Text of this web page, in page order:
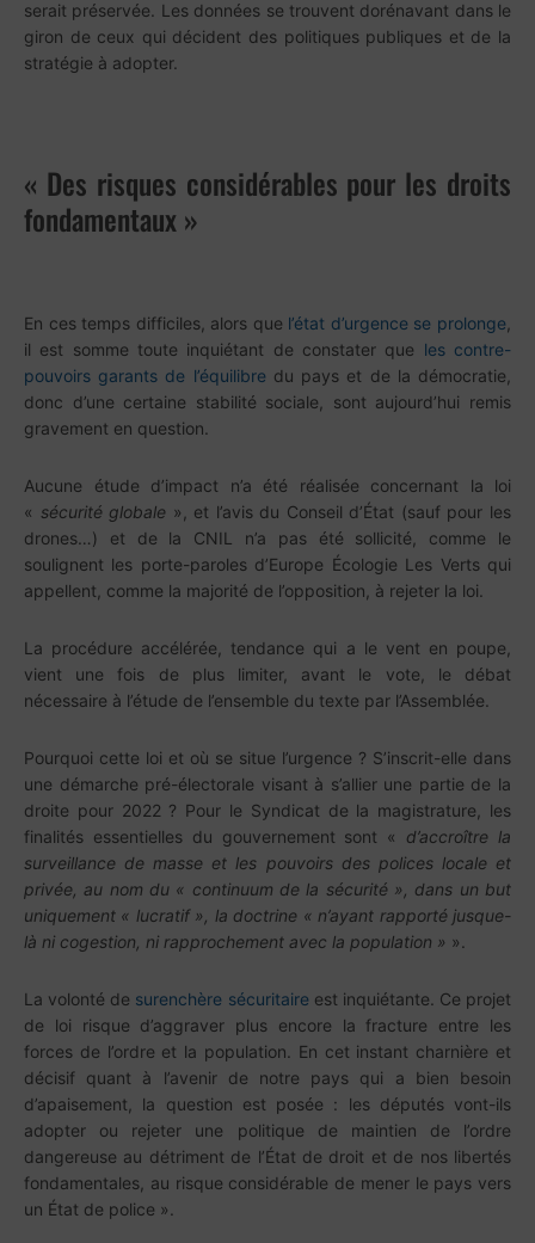
serait préservée. Les données se trouvent dorénavant dans le
giron de ceux qui décident des politiques publiques et de la
stratégie à adopter.
« Des risques considérables pour les droits
fondamentaux »
En ces temps difficiles, alors que l’état d’urgence se prolonge
il est somme toute inquiétant de constater que les contre-
pouvoirs garants de l’équilibredu pays et de la démocratie,
donc d’une certaine stabilité sociale, sont aujourd’hui remis
gravement en question.
Aucune étude d’impact n’a été réalisée concernant la loi
« sécurité globale », et l’avis du Conseil d’État (sauf pour les
drones…) et de la CNIL n’a pas été sollicité, comme le
soulignent les porte-paroles d’Europe Écologie Les Verts qui
appellent, comme la majorité de l’opposition, à rejeter la loi.
La procédure accélérée, tendance qui a le vent en poupe,
vient une fois de plus limiter, avant le vote, le débat
nécessaire à l’étude de l’ensemble du texte par l’Assemblée.
Pourquoi cette loi et où se situe l’urgence ? S’inscrit-elle dans
une démarche pré-électorale visant à s’allier une partie de la
droite pour 2022 ? Pour le Syndicat de la magistrature, les
finalités essentielles du gouvernement sont « d’accroître la
surveillance de masse et les pouvoirs des polices locale et
privée, au nom du « continuum de la sécurité », dans un but
uniquement « lucratif », la doctrine « n’ayant rapporté jusque-
là ni cogestion, ni rapprochement avec la population » ».
La volonté de surenchère sécuritaireest inquiétante. Ce projet
de loi risque d’aggraver plus encore la fracture entre les
forces de l’ordre et la population. En cet instant charnière et
décisif quant à l’avenir de notre pays qui a bien besoin
d’apaisement, la question est posée : les députés vont-ils
adopter ou rejeter une politique de maintien de l’ordre
dangereuse au détriment de l’État de droit et de nos libertés
fondamentales, au risque considérable de mener le pays vers
un État de police ».